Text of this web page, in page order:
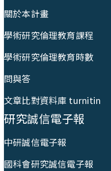
關於本計畫
學術研究倫理教育課程
學術研究倫理教育時數
問與答
文章比對資料庫 turnitin
研究誠信電子報
中研誠信電子報
國科會研究誠信電子報